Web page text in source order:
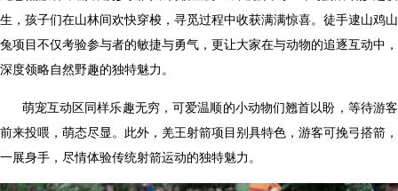
生，孩子们在山林间欢快穿梭，寻觅过程中收获满满惊喜。徒手逮山鸡山
兔项目不仅考验参与者的敏捷与勇气，更让大家在与动物的追逐互动中，
深度领略自然野趣的独特魅力。
萌宠互动区同样乐趣无穷，可爱温顺的小动物们翘首以盼，等待游客
前来投喂，萌态尽显。此外，羌王射箭项目别具特色，游客可挽弓搭箭，
一展身手，尽情体验传统射箭运动的独特魅力。